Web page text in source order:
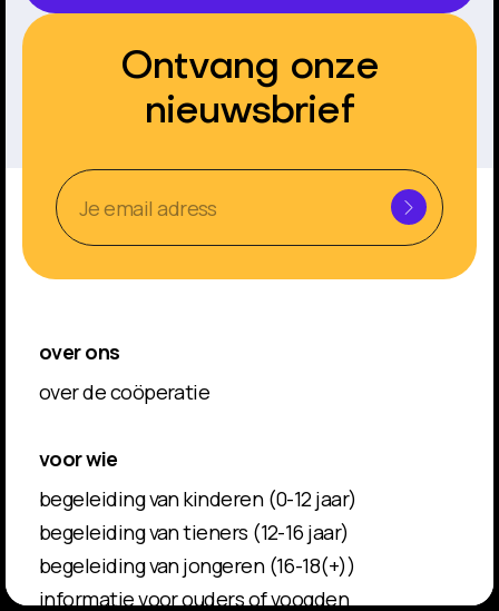
Ontvang onze
nieuwsbrief
over ons
over de coöperatie
voor wie
begeleiding van kinderen (0-12 jaar)
begeleiding van tieners (12-16 jaar)
begeleiding van jongeren (16-18(+))
informatie voor ouders of voogden